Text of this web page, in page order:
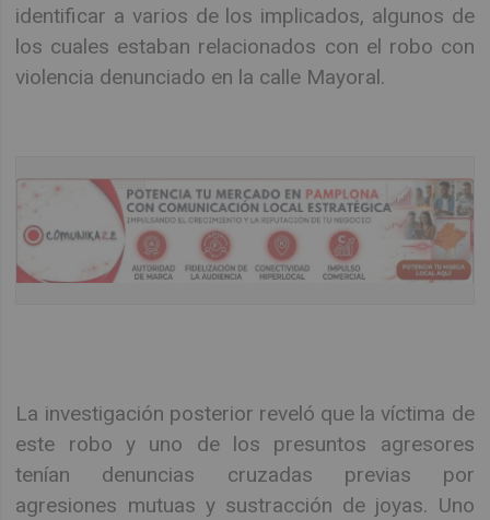
identificar a varios de los implicados, algunos de
los cuales estaban relacionados con el robo con
violencia denunciado en la calle Mayoral.
La investigación posterior reveló que la víctima de
este robo y uno de los presuntos agresores
tenían denuncias cruzadas previas por
agresiones mutuas y sustracción de joyas. Uno